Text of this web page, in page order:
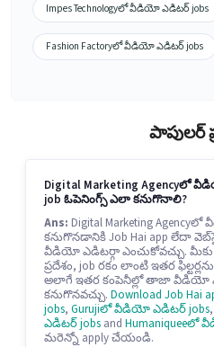
Impes Technologyలో వీడియో ఎడిటర్ jobs
Fashion Factoryలో వీడియో ఎడిటర్ jobs
పాపులర్
Digital Marketing
job ఓపెనింగ్స్ ఎలా కనుగొనాలి?
Ans: Digital Marketing
కనుగొనడానికి Job Hai app లేదా
వీడియో ఎడిటర్గా ఎంచుకోవచ్చు.
ప్రదేశం, job రకం లాంటి ఇతర
అలాగే ఇతర కంపెనీల్లో తాజా వీడియో
కనుగొనవచ్చు. Download Job Hai
jobs, Gurujiలో వీడియో ఎడిటర్ jobs,
ఎడిటర్ jobs and Humaniqueeలో
మరెన్నో apply చేయండి.